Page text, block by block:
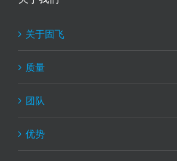
关于固飞
质量
团队
优势